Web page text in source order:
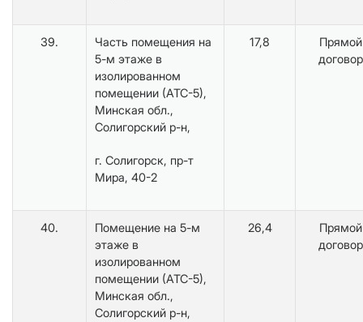
39.
Часть помещения на
5-м этаже в
изолированном
помещении (АТС-5),
Минская обл.,
Солигорский р-н,
г. Солигорск, пр-т
Мира, 40-2
17,8
Прямой
договор
40.
Помещение на 5-м
этаже в
изолированном
помещении (АТС-5),
Минская обл.,
Солигорский р-н,
26,4
Прямой
договор